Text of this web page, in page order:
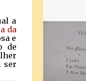
a
da
e
de
ser
Salve
misericórdia,
salve! A vós
de Eva, a
chorando